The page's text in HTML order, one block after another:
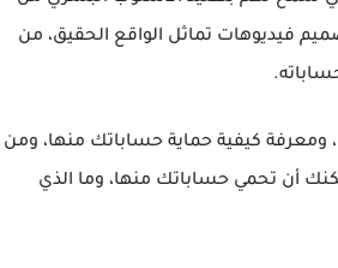
فيديوهات تماثل الواقع الحقيق، من
كيفية حماية حساباتك منها، ومن
أن تحمي حساباتك منها، وما الذي